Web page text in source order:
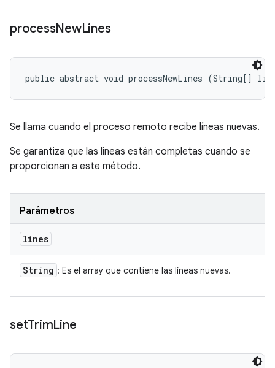
processNewLines
public abstract void processNewLines (String[]
Se llama cuando el proceso remoto recibe líneas nuevas.
Se garantiza que las líneas están completas cuando se
proporcionan a este método.
Parámetros
lines
String : Es el array que contiene las líneas nuevas.
setTrimLine